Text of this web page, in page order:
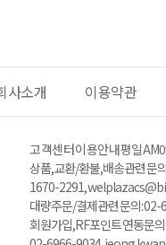
사소개 이용약관
고객센터 이용안내평일 AM
상품,교환/환불,배송관련 문
1670-2291,
대량주문/결제관련 문의 :
회원가입,RF포인트 연동 문의: